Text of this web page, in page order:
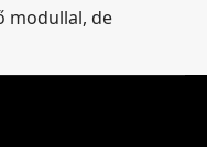
Keresés
modullal, de